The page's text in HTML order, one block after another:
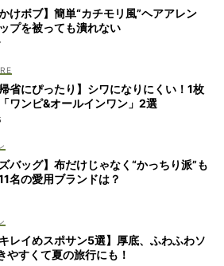
かけボブ】簡単“カチモリ風”ヘアアレン
プを被っても潰れない
帰省にぴったり】シワになりにくい！1枚
ワンピ&オールインワン」2選
ズバッグ】布だけじゃなく“かっちり派”も
名の愛用ブランドは？
レイめスポサン5選】厚底、ふわふわソ
やすくて夏の旅行にも！